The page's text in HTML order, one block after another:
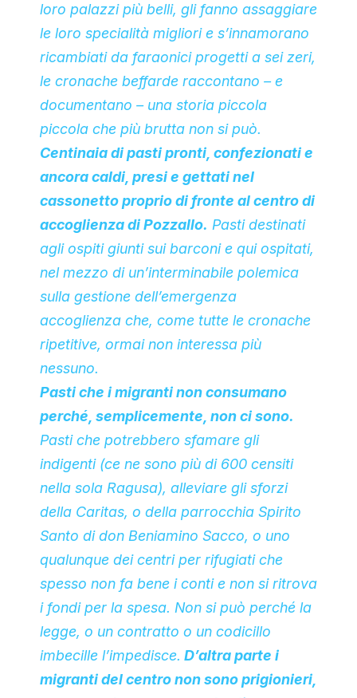
loro palazzi più belli, gli fanno assaggiare
le loro specialità migliori e s’innamorano
ricambiati da faraonici progetti a sei zeri,
le cronache beffarde raccontano – e
documentano – una storia piccola
piccola che più brutta non si può.
Centinaia di pasti pronti, confezionati e
ancora caldi, presi e gettati nel
cassonetto proprio di fronte al centro di
accoglienza di Pozzallo. Pasti destinati
agli ospiti giunti sui barconi e qui ospitati,
nel mezzo di un’interminabile polemica
sulla gestione dell’emergenza
accoglienza che, come tutte le cronache
ripetitive, ormai non interessa più
nessuno.
Pasti che i migranti non consumano
perché, semplicemente, non ci sono.
Pasti che potrebbero sfamare gli
indigenti (ce ne sono più di 600 censiti
nella sola Ragusa), alleviare gli sforzi
della Caritas, o della parrocchia Spirito
Santo di don Beniamino Sacco, o uno
qualunque dei centri per rifugiati che
spesso non fa bene i conti e non si ritrova
i fondi per la spesa. Non si può perché la
legge, o un contratto o un codicillo
imbecille l’impedisce. D’altra parte i
migranti del centro non sono prigionieri,